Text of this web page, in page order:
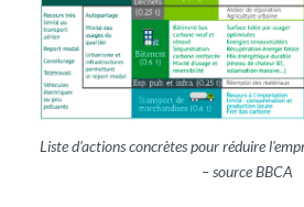
Liste d’actions concrètes pour réduire
– source BBCA